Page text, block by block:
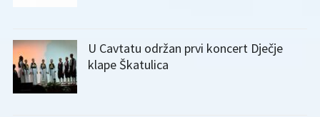
U Cavtatu održan prvi koncert Dječje
klape Škatulica